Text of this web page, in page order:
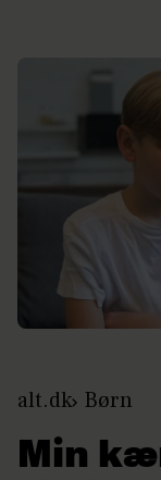
alt.dk Børn
Min